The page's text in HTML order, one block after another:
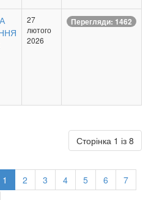
27
лютого
2026
Перегляди: 1462
Сторінка 1 із 8
1 2 3 4 5 6
7